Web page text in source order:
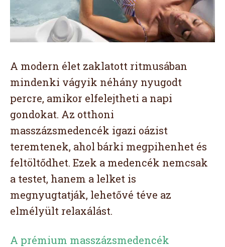
A modern élet zaklatott ritmusában
mindenki vágyik néhány nyugodt
percre, amikor elfelejtheti a napi
gondokat. Az otthoni
masszázsmedencék igazi oázist
teremtenek, ahol bárki megpihenhet és
feltöltődhet. Ezek a medencék nemcsak
a testet, hanem a lelket is
megnyugtatják, lehetővé téve az
elmélyült relaxálást.
A prémium masszázsmedencék